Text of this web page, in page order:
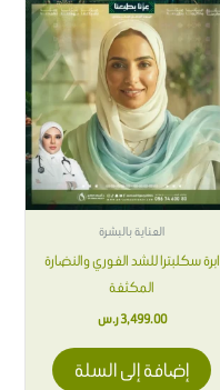
العناية بالبشرة
ابرة سكلبترا للشد الفوري والنضارة
المكثفة
3,499.00 ر.س
إضافة إلى السلة